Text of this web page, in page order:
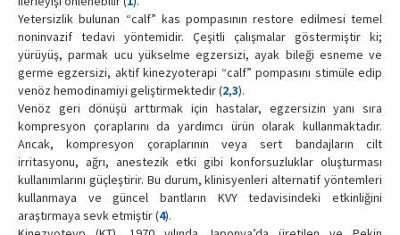
Yetersizlik bulunan “calf” kas pompasının restore edilmesi temel
noninvazif tedavi yöntemidir. Çeşitli çalışmalar göstermiştir ki;
yürüyüş, parmak ucu yükselme egzersizi, ayak bileği esneme ve
germe egzersizi, aktif kinezyoterapi “calf” pompasını stimüle edip
venöz hemodinamiyi geliştirmektedir (2,3).
Venöz geri dönüşü arttırmak için hastalar, egzersizin yanı sıra
kompresyon çoraplarını da yardımcı ürün olarak kullanmaktadır.
Ancak, kompresyon çoraplarının veya sert bandajların cilt
irritasyonu, ağrı, anestezik etki gibi konforsuzluklar oluşturması
kullanımlarını güçleştirir. Bu durum, klinisyenleri alternatif yöntemleri
kullanmaya ve güncel bantların KVY tedavisindeki etkinliğini
araştırmaya sevk etmiştir (4).